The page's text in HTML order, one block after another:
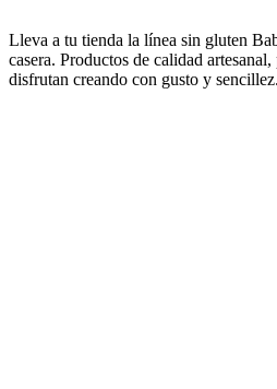
Lleva a tu tienda la línea sin gluten
casera. Productos de calidad artesanal,
disfrutan creando con gusto y sencillez.